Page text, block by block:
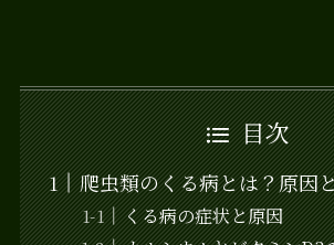
目次
爬虫類のくる病とは？原因
くる病の症状と原因